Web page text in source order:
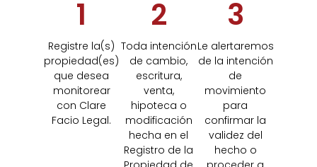
1
Registre la(s)
propiedad(es)
que desea
monitorear
con Clare
Facio Legal.
2
Toda intención
de cambio,
escritura,
venta,
hipoteca o
modificación
hecha en el
Registro de la
3
Le alertaremos
de la intención
de
movimiento
para
confirmar la
validez del
hecho o